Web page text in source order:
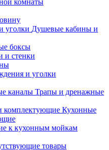
комнаты
Душевые кабины и
боксы
и стенки
и уголки
Трапы и дренажные
Кухонные
к кухонным мойкам